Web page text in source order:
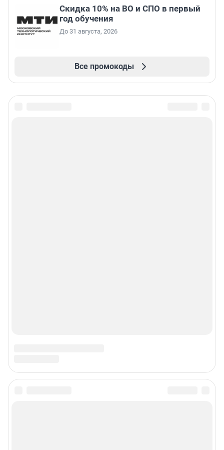
Скидка 10% на ВО и СПО в первый
год обучения
До 31 августа, 2026
Все промокоды